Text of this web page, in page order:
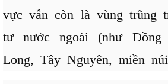
vực vẫn còn là vùng trũng
tư nước ngoài (như Đồng
Long, Tây Nguyên, miền